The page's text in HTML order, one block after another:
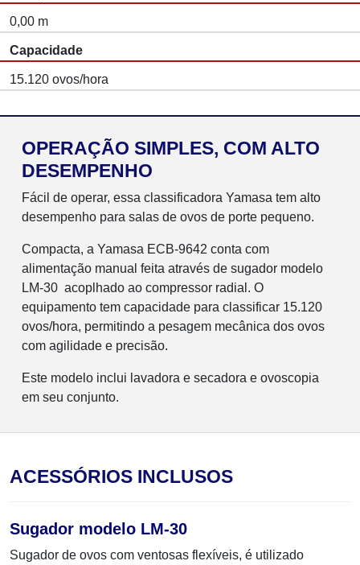
0,00 m
Capacidade
15.120 ovos/hora
OPERAÇÃO SIMPLES, COM ALTO
DESEMPENHO
Fácil de operar, essa classificadora Yamasa tem alto
desempenho para salas de ovos de porte pequeno.
Compacta, a Yamasa ECB-9642 conta com
alimentação manual feita através de sugador modelo
LM-30 acoplhado ao compressor radial. O
equipamento tem capacidade para classificar 15.120
ovos/hora, permitindo a pesagem mecânica dos ovos
com agilidade e precisão.
Este modelo inclui lavadora e secadora e ovoscopia
em seu conjunto.
ACESSÓRIOS INCLUSOS
Sugador modelo LM-30
Sugador de ovos com ventosas flexíveis, é utilizado